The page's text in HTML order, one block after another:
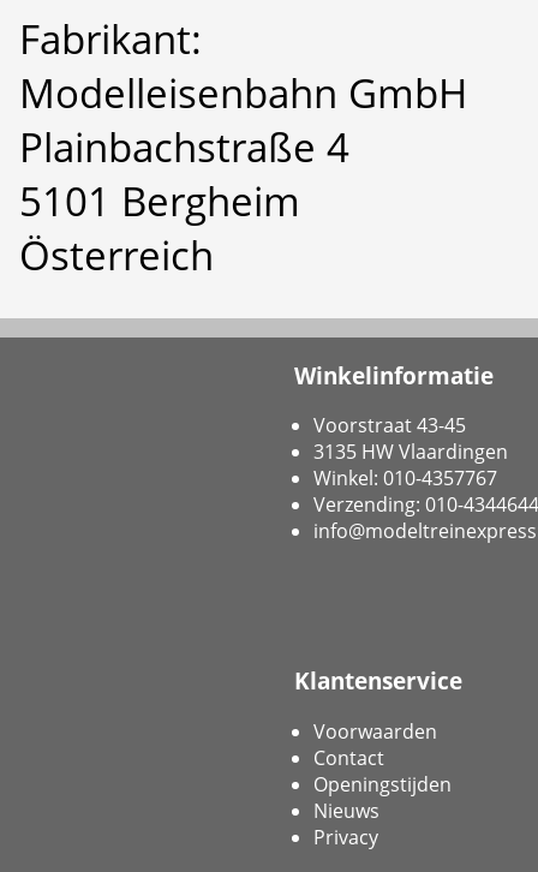
Fabrikant:
Modelleisenbahn GmbH
Plainbachstraße 4
5101 Bergheim
Österreich
Winkelinformatie
Voorstraat 43-45
3135 HW Vlaardingen
Winkel: 010-4357767
Verzending: 010-4344644
Klantenservice
Voorwaarden
Contact
Openingstijden
Nieuws
Privacy